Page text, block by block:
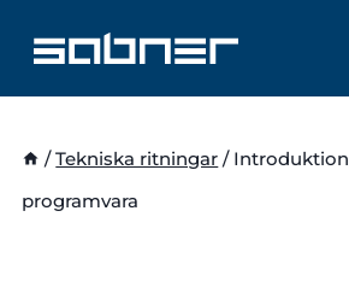
content
/ Tekniska ritningar /
programvara